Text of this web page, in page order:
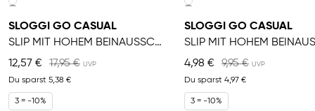
SLOGGI GO CASUAL
SLIP MIT HOHEM BEINAUSSCHNITT
12,57 €
17,95 €
Du sparst 5,38 €
3 = -10%
SLOGGI GO CASUAL
4,98 € 9,95 €
Du sparst 4,97 €
3 = -10%